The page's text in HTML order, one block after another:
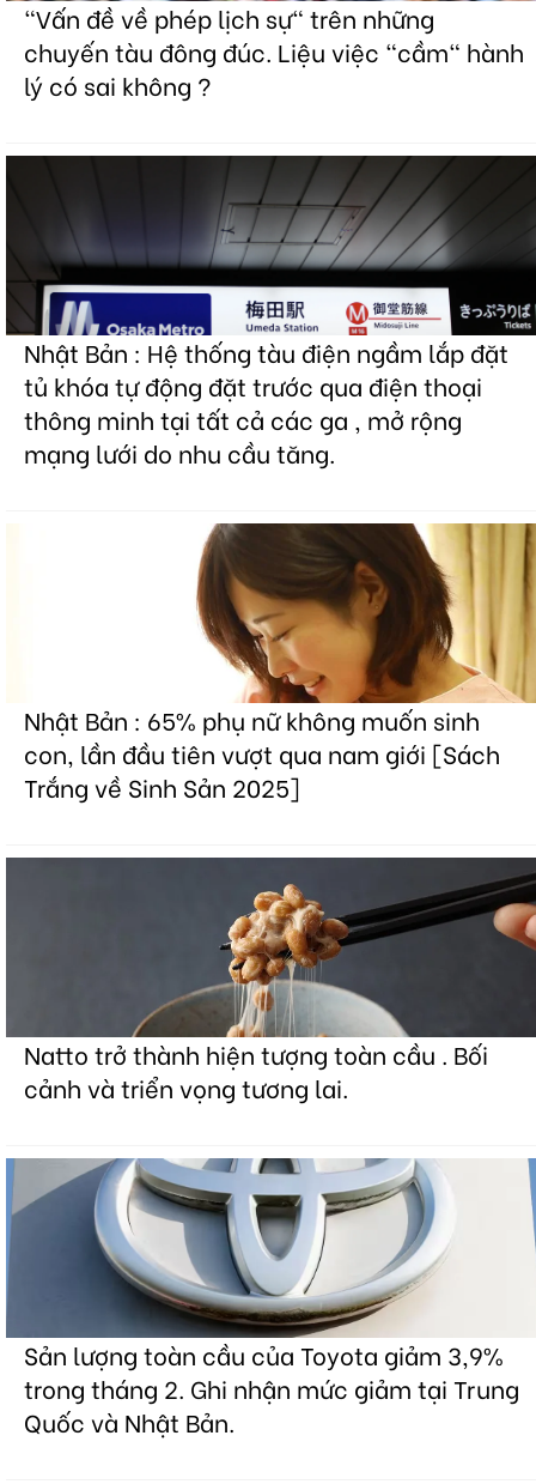
"Vấn đề về phép lịch sự" trên những
chuyến tàu đông đúc. Liệu việc "cầm" hành
lý có sai không ?
Nhật Bản : Hệ thống tàu điện ngầm lắp đặt
tủ khóa tự động đặt trước qua điện thoại
thông minh tại tất cả các ga , mở rộng
mạng lưới do nhu cầu tăng.
Nhật Bản : 65% phụ nữ không muốn sinh
con, lần đầu tiên vượt qua nam giới [Sách
Trắng về Sinh Sản 2025]
Natto trở thành hiện tượng toàn cầu . Bối
cảnh và triển vọng tương lai.
Sản lượng toàn cầu của Toyota giảm 3,9%
trong tháng 2. Ghi nhận mức giảm tại Trung
Quốc và Nhật Bản.